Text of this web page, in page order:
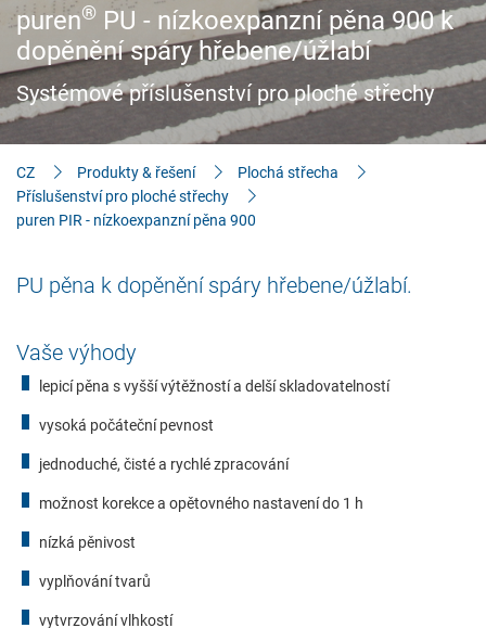
Stavitelé & znalosti
Ke stažení
puren® PU - nízkoexpanzní pěna 900 k
dopěnění spáry hřebene/úžlabí
Systémové příslušenství pro ploché střechy
CZ Produkty & řešení
Plochá střecha
Příslušenství pro ploché střechy
puren PIR - nízkoexpanzní pěna 900
PU pěna k dopěnění spáry hřebene/úžlabí.
Vaše výhody
lepicí pěna s vyšší výtěžností a delší skladovatelností
vysoká počáteční pevnost
jednoduché, čisté a rychlé zpracování
možnost korekce a opětovného nastavení do 1 h
nízká pěnivost
vyplňování tvarů
vytvrzování vlhkostí